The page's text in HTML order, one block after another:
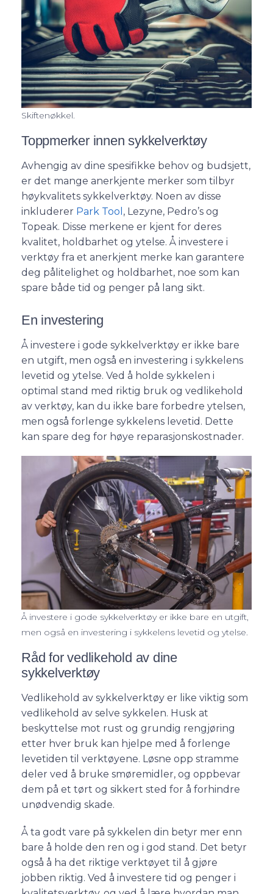
Skiftenøkkel.
Toppmerker innen sykkelverktøy
Avhengig av dine spesifikke behov og budsjett,
er det mange anerkjente merker som tilbyr
høykvalitets sykkelverktøy. Noen av disse
inkluderer Park Tool , Lezyne, Pedro’s og
Topeak. Disse merkene er kjent for deres
kvalitet, holdbarhet og ytelse. Å investere i
verktøy fra et anerkjent merke kan garantere
deg pålitelighet og holdbarhet, noe som kan
spare både tid og penger på lang sikt.
En investering
Å investere i gode sykkelverktøy er ikke bare
en utgift, men også en investering i sykkelens
levetid og ytelse. Ved å holde sykkelen i
optimal stand med riktig bruk og vedlikehold
av verktøy, kan du ikke bare forbedre ytelsen,
men også forlenge sykkelens levetid. Dette
kan spare deg for høye reparasjonskostnader.
Å investere i gode sykkelverktøy er ikke bare en utgift,
men også en investering i sykkelens levetid og ytelse.
Råd for vedlikehold av dine
sykkelverktøy
Vedlikehold av sykkelverktøy er like viktig som
vedlikehold av selve sykkelen. Husk at
beskyttelse mot rust og grundig rengjøring
etter hver bruk kan hjelpe med å forlenge
levetiden til verktøyene. Løsne opp stramme
deler ved å bruke smøremidler, og oppbevar
dem på et tørt og sikkert sted for å forhindre
unødvendig skade.
Å ta godt vare på sykkelen din betyr mer enn
bare å holde den ren og i god stand. Det betyr
også å ha det riktige verktøyet til å gjøre
jobben riktig. Ved å investere tid og penger i